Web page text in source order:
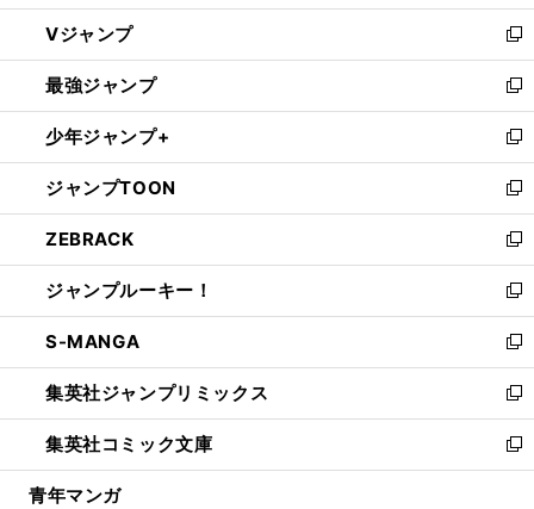
ウ
ィ
ン
ド
ウ
で
開
く
し
い
ウ
ィ
ン
ド
ウ
で
開
く
Vジャンプ
新
し
い
ウ
ィ
ン
ド
ウ
で
開
く
最強ジャンプ
新
し
い
ウ
ィ
ン
ド
ウ
で
開
く
少年ジャンプ+
新
し
い
ウ
ィ
ン
ド
ウ
で
開
く
ジャンプTOON
新
し
い
ウ
ィ
ン
ド
ウ
で
開
く
ZEBRACK
新
し
い
ウ
ィ
ン
ド
ウ
で
開
ジャンプルーキー！
新
し
い
ウ
ィ
ン
ド
ウ
S-MANGA
新
し
い
ウ
ィ
ン
集英社ジャンプリミックス
新
し
い
ウ
集英社コミック文庫
新
し
青年マンガ